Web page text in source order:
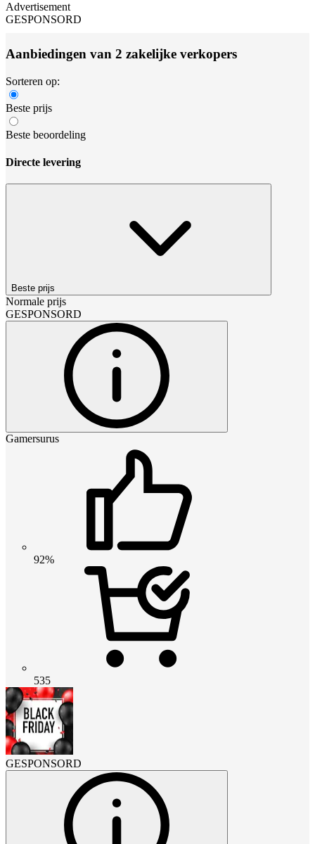
Advertisement
GESPONSORD
Aanbiedingen van 2 zakelijke verkopers
Sorteren op:
Beste prijs
Beste beoordeling
Directe levering
Beste prijs
Normale prijs
GESPONSORD
Gamersurus
92%
535
GESPONSORD